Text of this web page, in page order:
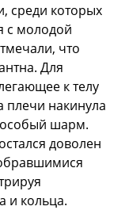
среди которых
с молодой
что
Для
к телу
плечи накинула
особый шарм.
доволен
и кольца.